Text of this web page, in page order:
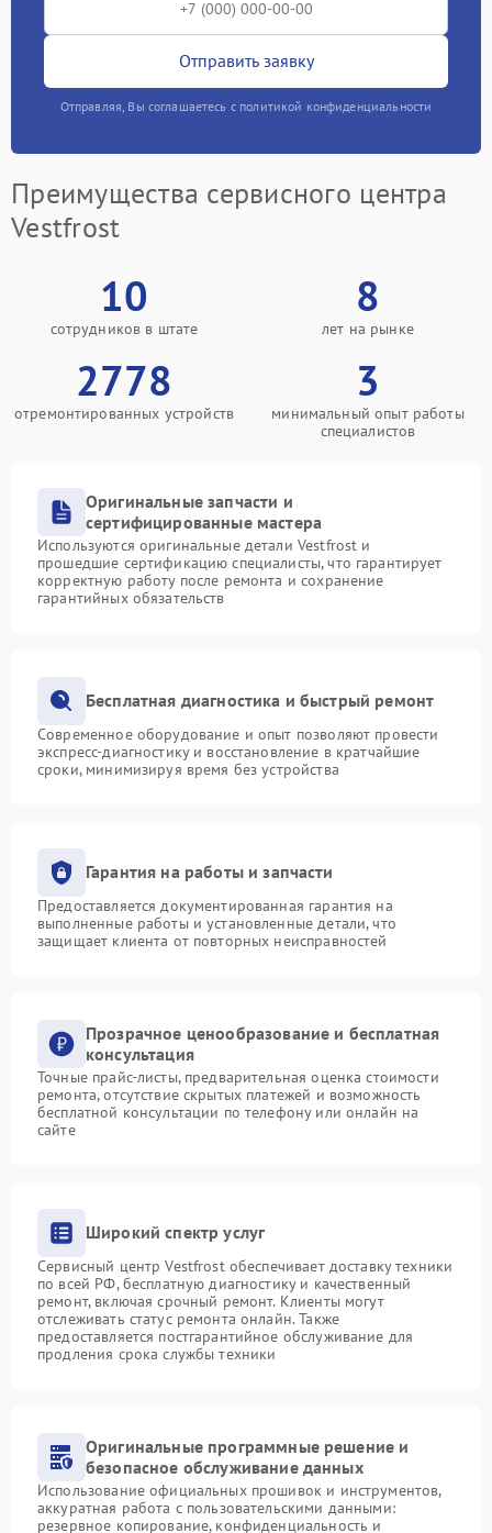
Отправить заявку
Отправляя, Вы соглашаетесь с политикой конфиденциальности
Преимущества сервисного центра
Vestfrost
10
сотрудников в штате
8
лет на рынке
2778
отремонтированных устройств
3
минимальный опыт работы
специалистов
Оригинальные запчасти и
сертифицированные мастера
Используются оригинальные детали Vestfrost и
прошедшие сертификацию специалисты, что гарантирует
корректную работу после ремонта и сохранение
гарантийных обязательств
Бесплатная диагностика и быстрый ремонт
Современное оборудование и опыт позволяют провести
экспресс-диагностику и восстановление в кратчайшие
сроки, минимизируя время без устройства
Гарантия на работы и запчасти
Предоставляется документированная гарантия на
выполненные работы и установленные детали, что
защищает клиента от повторных неисправностей
Прозрачное ценообразование и бесплатная
консультация
Точные прайс-листы, предварительная оценка стоимости
ремонта, отсутствие скрытых платежей и возможность
бесплатной консультации по телефону или онлайн на
сайте
Широкий спектр услуг
Сервисный центр Vestfrost обеспечивает доставку техники
по всей РФ, бесплатную диагностику и качественный
ремонт, включая срочный ремонт. Клиенты могут
отслеживать статус ремонта онлайн. Также
предоставляется постгарантийное обслуживание для
продления срока службы техники
Оригинальные программные решение и
безопасное обслуживание данных
Использование официальных прошивок и инструментов,
аккуратная работа с пользовательскими данными:
резервное копирование, конфиденциальность и